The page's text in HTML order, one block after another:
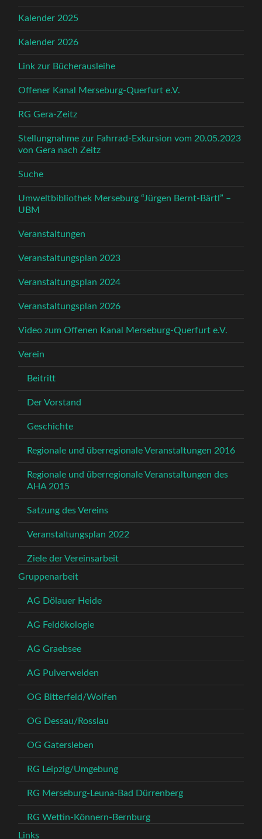
Kalender 2025
Kalender 2026
Link zur Bücherausleihe
Offener Kanal Merseburg-Querfurt e.V.
RG Gera-Zeitz
Stellungnahme zur Fahrrad-Exkursion vom 20.05.2023
von Gera nach Zeitz
Suche
Umweltbibliothek Merseburg “Jürgen Bernt-Bärtl” –
UBM
Veranstaltungen
Veranstaltungsplan 2023
Veranstaltungsplan 2024
Veranstaltungsplan 2026
Video zum Offenen Kanal Merseburg-Querfurt e.V.
Verein
Beitritt
Der Vorstand
Geschichte
Regionale und überregionale Veranstaltungen 2016
Regionale und überregionale Veranstaltungen des
AHA 2015
Satzung des Vereins
Veranstaltungsplan 2022
Ziele der Vereinsarbeit
Gruppenarbeit
AG Dölauer Heide
AG Feldökologie
AG Graebsee
AG Pulverweiden
OG Bitterfeld/Wolfen
OG Dessau/Rosslau
OG Gatersleben
RG Leipzig/Umgebung
RG Merseburg-Leuna-Bad Dürrenberg
RG Wettin-Könnern-Bernburg
Links